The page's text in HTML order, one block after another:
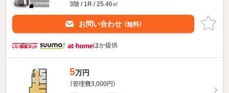
3階 / 1R / 25.46㎡
お問い合わせ （無料）
ほか提供
5万円
（管理費3,000円）